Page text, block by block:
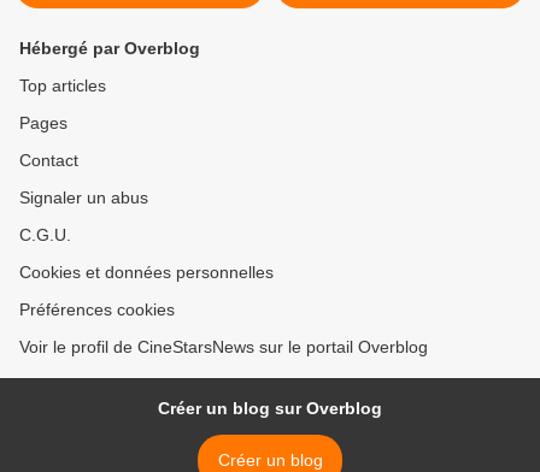
Hébergé par Overblog
Top articles
Pages
Contact
Signaler un abus
C.G.U.
Cookies et données personnelles
Préférences cookies
Voir le profil de CineStarsNews sur le portail Overblog
Créer un blog sur Overblog
Créer un blog